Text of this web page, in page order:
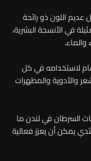
اللون ذو رائحة
في الأنسجة البشرية،
والماء.
بكميات كبيرة منذ أكثر من 100 عام لاستخدامه في كل
والأدوية والمطهرات
السرطان في لندن ما
يمكن أن يعزز فعالية